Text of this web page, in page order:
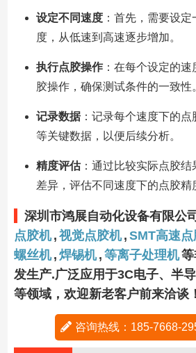
设定不同速度：首先，需要设定
度，从低速到高速逐步增加。
执行点胶操作：在每个设定的速
胶操作，确保测试条件的一致性
记录数据：记录每个速度下的点
等关键数据，以便后续分析。
精度评估：通过比较实际点胶结
差异，评估不同速度下的点胶精
深圳市鸿展自动化设备有限公
点胶机 , 视觉点胶机 , SMT高速点
螺丝机 , 焊锡机 , 等离子处理机
发生产.广泛应用于3C电子、半
等领域，欢迎新老客户前来洽谈！
咨询热线：185-7668-